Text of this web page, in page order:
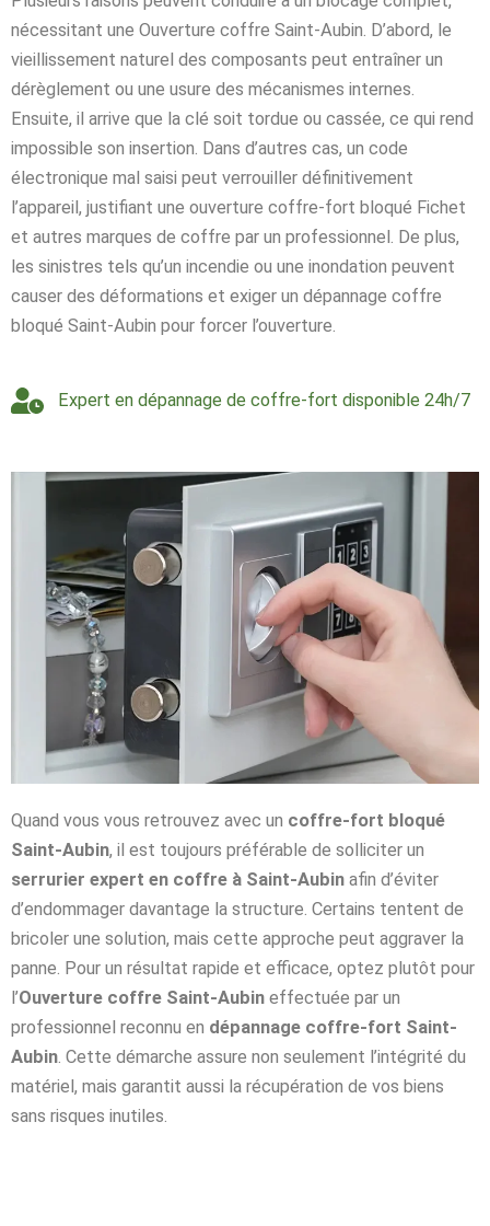
nécessitant une Ouverture coffre Saint-Aubin. D’abord, le
vieillissement naturel des composants peut entraîner un
dérèglement ou une usure des mécanismes internes.
Ensuite, il arrive que la clé soit tordue ou cassée, ce qui rend
impossible son insertion. Dans d’autres cas, un code
électronique mal saisi peut verrouiller définitivement
l’appareil, justifiant une ouverture coffre-fort bloqué Fichet
et autres marques de coffre par un professionnel. De plus,
les sinistres tels qu’un incendie ou une inondation peuvent
causer des déformations et exiger un dépannage coffre
bloqué Saint-Aubin pour forcer l’ouverture.
Expert en dépannage de coffre-fort disponible 24h/7
Quand vous vous retrouvez avec un coffre-fort bloqué
Saint-Aubin, il est toujours préférable de solliciter un
serrurier expert en coffre à Saint-Aubin afin d’éviter
d’endommager davantage la structure. Certains tentent de
bricoler une solution, mais cette approche peut aggraver la
panne. Pour un résultat rapide et efficace, optez plutôt pour
l’Ouverture coffre Saint-Aubin effectuée par un
professionnel reconnu en dépannage coffre-fort Saint-
Aubin. Cette démarche assure non seulement l’intégrité du
matériel, mais garantit aussi la récupération de vos biens
sans risques inutiles.